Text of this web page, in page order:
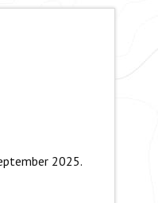
2025.